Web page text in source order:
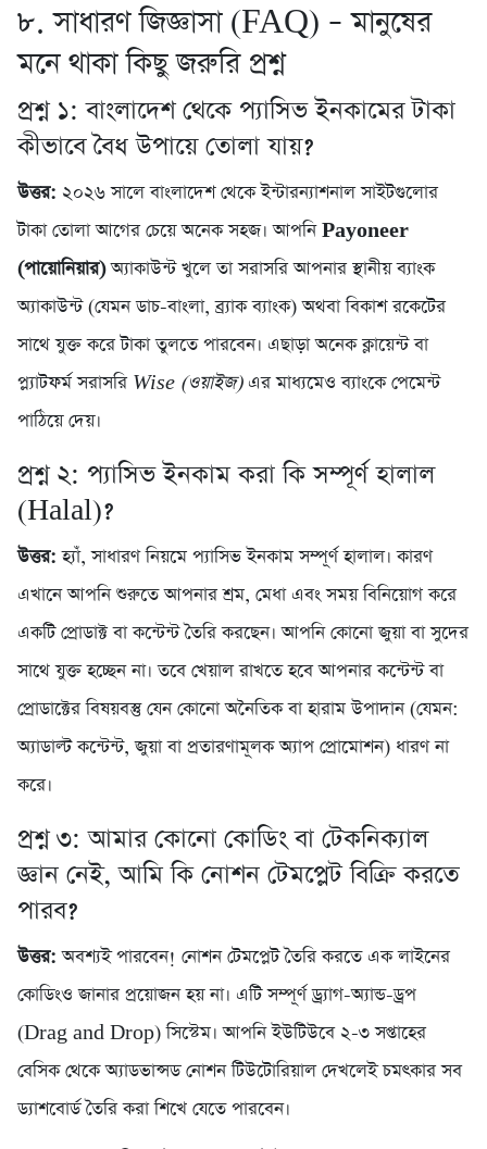
৮. সাধারণ জিজ্ঞাসা (FAQ) – মানুষের
মনে থাকা কিছু জরুরি প্রশ্ন
প্রশ্ন ১: বাংলাদেশ থেকে প্যাসিভ ইনকামের টাকা
কীভাবে বৈধ উপায়ে তোলা যায়?
উত্তর: ২০২৬ সালে বাংলাদেশ থেকে ইন্টারন্যাশনাল সাইটগুলোর
টাকা তোলা আগের চেয়ে অনেক সহজ। আপনিPayoneer
(পায়োনিয়ার)অ্যাকাউন্ট খুলে তা সরাসরি আপনার স্থানীয় ব্যাংক
অ্যাকাউন্ট (যেমন ডাচ-বাংলা, ব্র্যাক ব্যাংক) অথবা বিকাশ রকেটের
সাথে যুক্ত করে টাকা তুলতে পারবেন। এছাড়া অনেক ক্লায়েন্ট বা
প্ল্যাটফর্ম সরাসরি Wise (ওয়াইজ)এর মাধ্যমেও ব্যাংকে পেমেন্ট
পাঠিয়ে দেয়।
প্রশ্ন ২: প্যাসিভ ইনকাম করা কি সম্পূর্ণ হালাল
(Halal)?
উত্তর: হ্যাঁ, সাধারণ নিয়মে প্যাসিভ ইনকাম সম্পূর্ণ হালাল। কারণ
এখানে আপনি শুরুতে আপনার শ্রম, মেধা এবং সময় বিনিয়োগ করে
একটি প্রোডাক্ট বা কন্টেন্ট তৈরি করছেন। আপনি কোনো জুয়া বা সুদের
সাথে যুক্ত হচ্ছেন না। তবে খেয়াল রাখতে হবে আপনার কন্টেন্ট বা
প্রোডাক্টের বিষয়বস্তু যেন কোনো অনৈতিক বা হারাম উপাদান (যেমন:
অ্যাডাল্ট কন্টেন্ট, জুয়া বা প্রতারণামূলক অ্যাপ প্রোমোশন) ধারণ না
করে।
প্রশ্ন ৩: আমার কোনো কোডিং বা টেকনিক্যাল
জ্ঞান নেই, আমি কি নোশন টেমপ্লেট বিক্রি করতে
পারব?
উত্তর: অবশ্যই পারবেন! নোশন টেমপ্লেট তৈরি করতে এক লাইনের
কোডিংও জানার প্রয়োজন হয় না। এটি সম্পূর্ণ ড্র্যাগ-অ্যান্ড-ড্রপ
(Drag and Drop) সিস্টেম। আপনি ইউটিউবে ২-৩ সপ্তাহের
বেসিক থেকে অ্যাডভান্সড নোশন টিউটোরিয়াল দেখলেই চমৎকার সব
ড্যাশবোর্ড তৈরি করা শিখে যেতে পারবেন।